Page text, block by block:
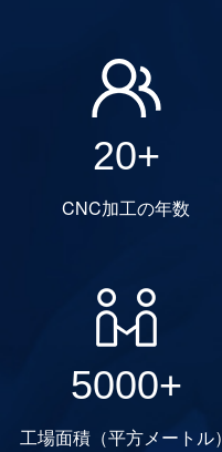
20+
CNC加工の年数
5000+
工場面積（平方メートル）